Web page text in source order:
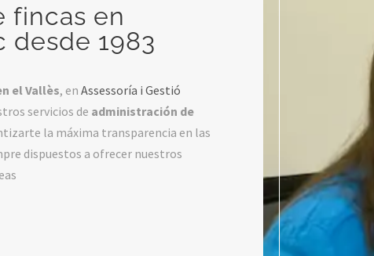
fincas en
desde 1983
el Vallès, en Assessoría i Gestió
servicios de administración de
la máxima transparencia en las
dispuestos a ofrecer nuestros